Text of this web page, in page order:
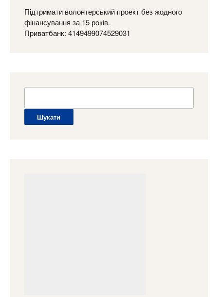
Підтримати волонтерський проект без жодного
фінансування за 15 років.
Приватбанк: 4149499074529031